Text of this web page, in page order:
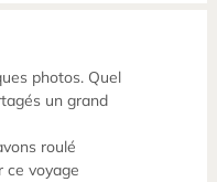
photos. Quel
un grand
roulé
ce voyage